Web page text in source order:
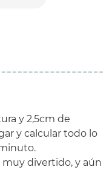
y 2,5cm de
y calcular todo lo
divertido, y aún